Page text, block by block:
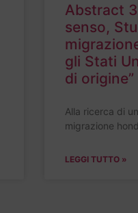
Abstract
senso,
gli Stati
di origine”
Alla ricerca di
migrazione
LEGGI TUTTO »